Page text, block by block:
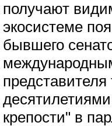
получают
экосистеме
бывшего
крепости" в